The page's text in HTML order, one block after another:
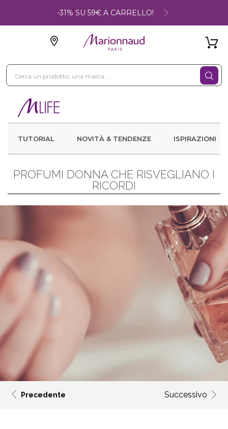
-31% SU 59€ A CARRELLO!
TUTORIAL NOVITÀ & TENDENZE ISPIRAZIONI
PROFUMI DONNA CHE RISVEGLIANO I
RICORDI
Precedente Successivo